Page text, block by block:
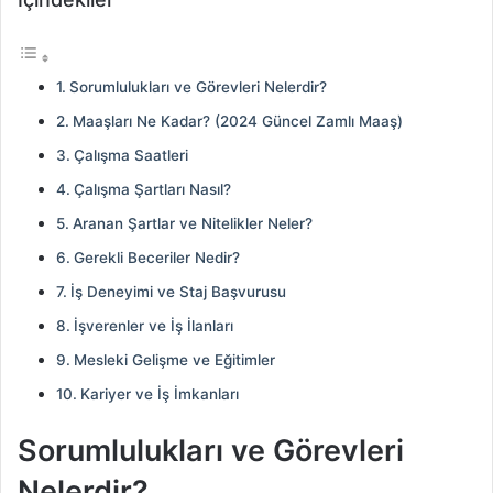
Sorumlulukları ve Görevleri Nelerdir?
Maaşları Ne Kadar? (2024 Güncel Zamlı Maaş)
Çalışma Saatleri
Çalışma Şartları Nasıl?
Aranan Şartlar ve Nitelikler Neler?
Gerekli Beceriler Nedir?
İş Deneyimi ve Staj Başvurusu
İşverenler ve İş İlanları
Mesleki Gelişme ve Eğitimler
Kariyer ve İş İmkanları
Sorumlulukları ve Görevleri